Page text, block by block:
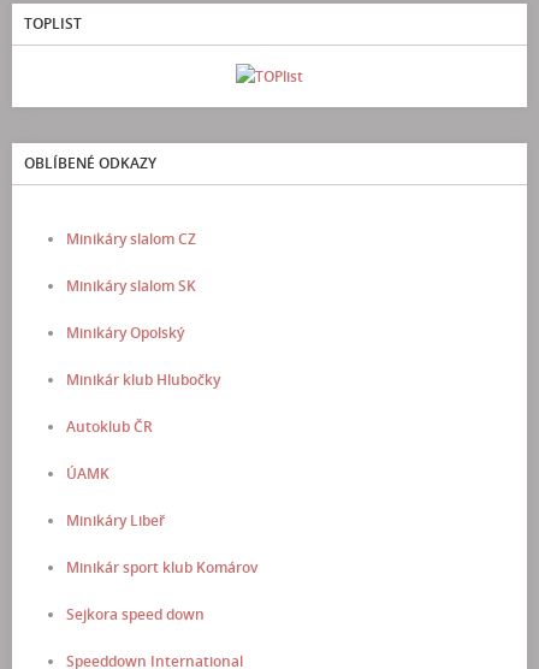
TOPLIST
OBLÍBENÉ ODKAZY
Minikáry slalom CZ
Minikáry slalom SK
Minikáry Opolský
Minikár klub Hlubočky
Autoklub ČR
ÚAMK
Minikáry Libeř
Minikár sport klub Komárov
Sejkora speed down
Speeddown International